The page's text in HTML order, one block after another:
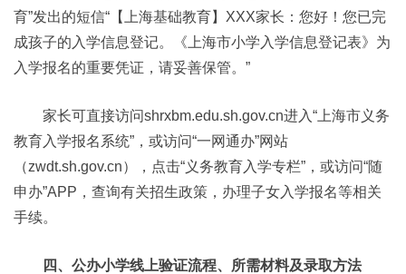
育”发出的短信“【上海基础教育】XXX家长：您好！您已完
成孩子的入学信息登记。《上海市小学入学信息登记表》为
入学报名的重要凭证，请妥善保管。”
家长可直接访问shrxbm.edu.sh.gov.cn进入“上海市义务
教育入学报名系统”，或访问“一网通办”网站
（zwdt.sh.gov.cn），点击“义务教育入学专栏”，或访问“随
申办”APP，查询有关招生政策，办理子女入学报名等相关
手续。
四、公办小学线上验证流程、所需材料及录取方法